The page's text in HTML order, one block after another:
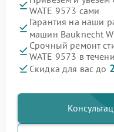
WATE 9573 сами
Гарантия на наши
машин Bauknecht
Срочный ремонт
WATE 9573 в
Скидка для вас до